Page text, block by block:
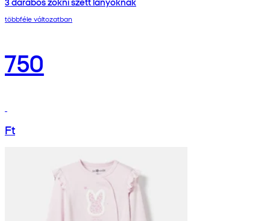
többféle változatban
750
Ft